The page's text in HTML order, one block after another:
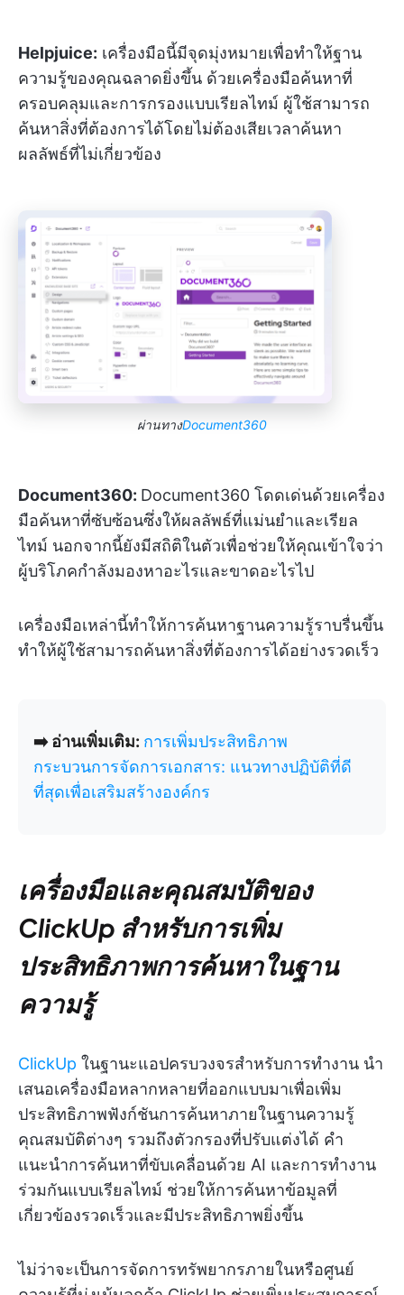
Helpjuice: เครื่องมือนี้มีจุดมุ่งหมายเพื่อทำให้ฐาน
ความรู้ของคุณฉลาดยิ่งขึ้น ด้วยเครื่องมือค้นหาที่
ครอบคลุมและการกรองแบบเรียลไทม์ ผู้ใช้สามารถ
ค้นหาสิ่งที่ต้องการได้โดยไม่ต้องเสียเวลาค้นหา
ผลลัพธ์ที่ไม่เกี่ยวข้อง
ผ่านทางDocument360
Document360: Document360 โดดเด่นด้วยเครื่อง
มือค้นหาที่ซับซ้อนซึ่งให้ผลลัพธ์ที่แม่นยำและเรียล
ไทม์ นอกจากนี้ยังมีสถิติในตัวเพื่อช่วยให้คุณเข้าใจว่า
ผู้บริโภคกำลังมองหาอะไรและขาดอะไรไป
เครื่องมือเหล่านี้ทำให้การค้นหาฐานความรู้ราบรื่นขึ้น
ทำให้ผู้ใช้สามารถค้นหาสิ่งที่ต้องการได้อย่างรวดเร็ว
➡️ อ่านเพิ่มเติม: การเพิ่มประสิทธิภาพ
กระบวนการจัดการเอกสาร: แนวทางปฏิบัติที่ดี
ที่สุดเพื่อเสริมสร้างองค์กร
เครื่องมือและคุณสมบัติของ
ClickUp สำหรับการเพิ่ม
ประสิทธิภาพการค้นหาในฐาน
ความรู้
ClickUp ในฐานะแอปครบวงจรสำหรับการทำงาน นำ
เสนอเครื่องมือหลากหลายที่ออกแบบมาเพื่อเพิ่ม
ประสิทธิภาพฟังก์ชันการค้นหาภายในฐานความรู้
คุณสมบัติต่างๆ รวมถึงตัวกรองที่ปรับแต่งได้ คำ
แนะนำการค้นหาที่ขับเคลื่อนด้วย AI และการทำงาน
ร่วมกันแบบเรียลไทม์ ช่วยให้การค้นหาข้อมูลที่
เกี่ยวข้องรวดเร็วและมีประสิทธิภาพยิ่งขึ้น
ไม่ว่าจะเป็นการจัดการทรัพยากรภายในหรือศูนย์